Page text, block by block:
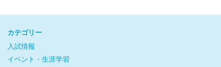
カテゴリー
入試情報
イベント・生涯学習